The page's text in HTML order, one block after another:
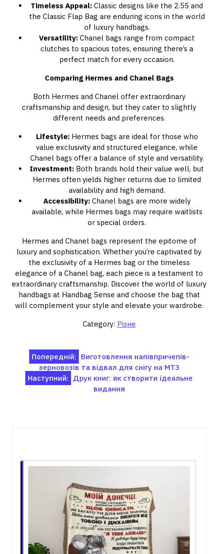
Timeless Appeal: Classic designs like the 2.55 and
the Classic Flap Bag are enduring icons in the world
of luxury handbags.
Versatility: Chanel bags range from compact
clutches to spacious totes, ensuring there’s a
perfect match for every occasion.
Comparing Hermes and Chanel Bags
Both Hermes and Chanel offer extraordinary
craftsmanship and design, but they cater to slightly
different needs and preferences.
Lifestyle:Hermes bags are ideal for those who
value exclusivity and structured elegance, while
Chanel bags offer a balance of style and versatility.
Investment: Both brands hold their value well, but
Hermes often yields higher returns due to limited
availability and high demand.
Accessibility:Chanel bags are more widely
available, while Hermes bags may require waitlists
or special orders.
Hermes and Chanel bags represent the epitome of
luxury and sophistication. Whether you’re captivated by
the exclusivity of a Hermes bag or the timeless
elegance of a Chanel bag, each piece is a testament to
extraordinary craftsmanship. Discover the world of luxury
handbags at Handbag Sense and choose the bag that
will complement your style and elevate your wardrobe.
Category: Різне
Навігація
записів
Попередній: Виготовлення напівпричепів-
зерновозів та відвал для снігу на МТЗ
Наступний: Друк книг: як створити ідеальне
видання